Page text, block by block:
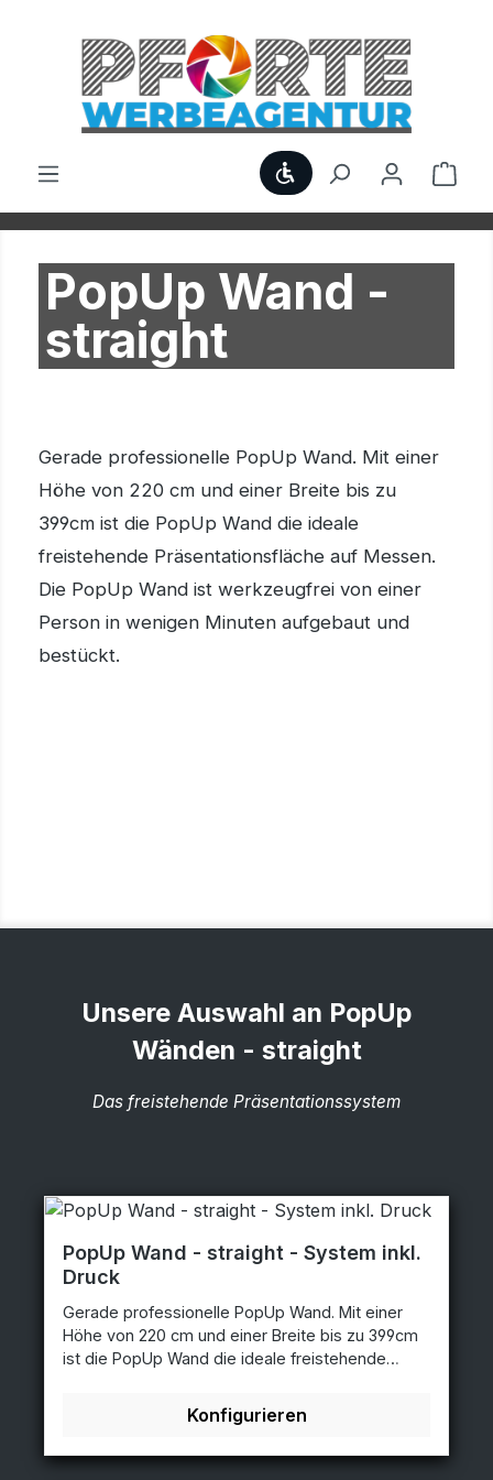
Werkzeugleiste
PopUp Wand -
straight
Gerade professionelle PopUp Wand. Mit einer
Höhe von 220 cm und einer Breite bis zu
399cm ist die PopUp Wand die ideale
freistehende Präsentationsfläche auf Messen.
Die PopUp Wand ist werkzeugfrei von einer
Person in wenigen Minuten aufgebaut und
bestückt.
Unsere Auswahl an PopUp
Wänden - straight
Das freistehende Präsentationssystem
PopUp Wand - straight - System inkl.
Druck
Gerade professionelle PopUp Wand. Mit einer
Höhe von 220 cm und einer Breite bis zu 399cm
ist die PopUp Wand die ideale freistehende
Wand ist werkzeugfrei von einer Person in
wenigen Minuten aufgebaut und bestückt.
Größe ohne gebogene Seitenteile: PUFP33S - 3
Konfigurieren